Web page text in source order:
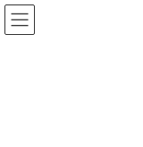
Ga
naar
Ga
naar